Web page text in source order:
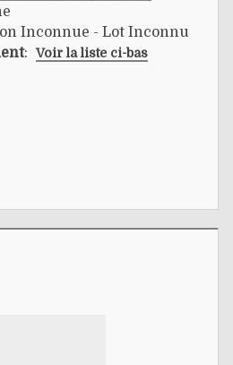
Inconnue - Lot Inconnu
: Voir la liste ci-bas